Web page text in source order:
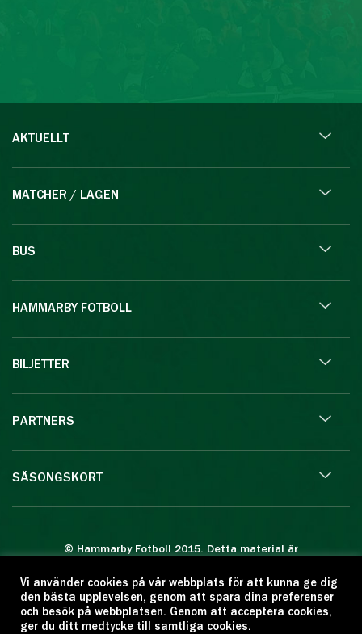
AKTUELLT
MATCHER / LAGEN
BUS
HAMMARBY FOTBOLL
BILJETTER
PARTNERS
SÄSONGSKORT
© Hammarby Fotboll 2015. Detta material är
Eftertryck eller annan kopiering är förbjuden.
Citera oss gärna men ange källan:
www.hammarbyfotboll.se. Ansvarig utgivare:
Vi använder cookies på vår webbplats för att kunna ge dig
den bästa upplevelsen, genom att spara dina preferenser
och besök på webbplatsen. Genom att acceptera cookies,
ger du ditt medtycke till samtliga cookies.